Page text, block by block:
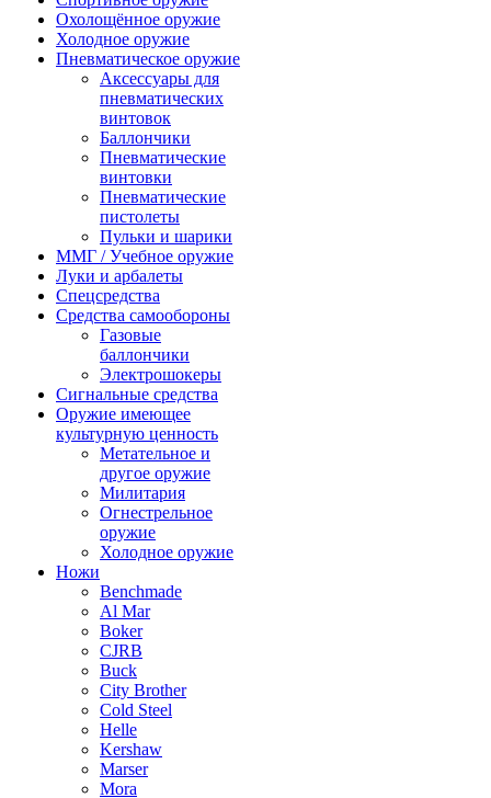
Охолощённое оружие
Холодное оружие
Пневматическое оружие
Аксессуары для
пневматических
винтовок
Баллончики
Пневматические
винтовки
Пневматические
пистолеты
Пульки и шарики
ММГ / Учебное оружие
Луки и арбалеты
Спецсредства
Средства самообороны
Газовые
баллончики
Электрошокеры
Сигнальные средства
Оружие имеющее
культурную ценность
Метательное и
другое оружие
Милитария
Огнестрельное
оружие
Холодное оружие
Ножи
Benchmade
Al Mar
Boker
CJRB
Buck
City Brother
Cold Steel
Helle
Kershaw
Marser
Mora